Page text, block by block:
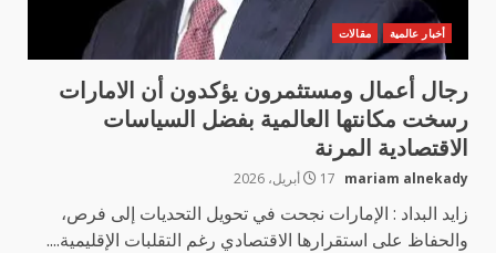
أخبار عالمية مقالات
رجال أعمال ومستثمرون يؤكدون أن الامارات
رسخت مكانتها العالمية بفضل السياسات
الاقتصادية المرنة
mariam alnekady 17 أبريل، 2026
زايد البداد : الإمارات نجحت في تحويل التحديات إلى فرص،
والحفاظ على استقرارها الاقتصادي رغم التقلبات الإقليمية....